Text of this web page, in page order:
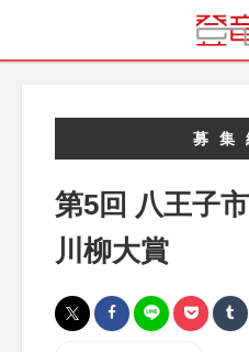
募集
第5回 八王子
川柳大賞